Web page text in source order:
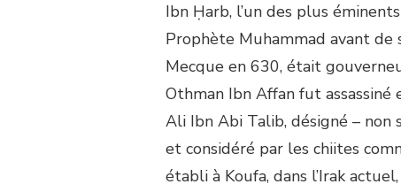
Ibn Ḥarb, l’un des plus
Prophète Muhammad avant de
Mecque en 630, était
Othman Ibn Affan fut
Ali Ibn Abi Talib, désigné –
et considéré par les chiites
établi à Koufa, dans l’Irak